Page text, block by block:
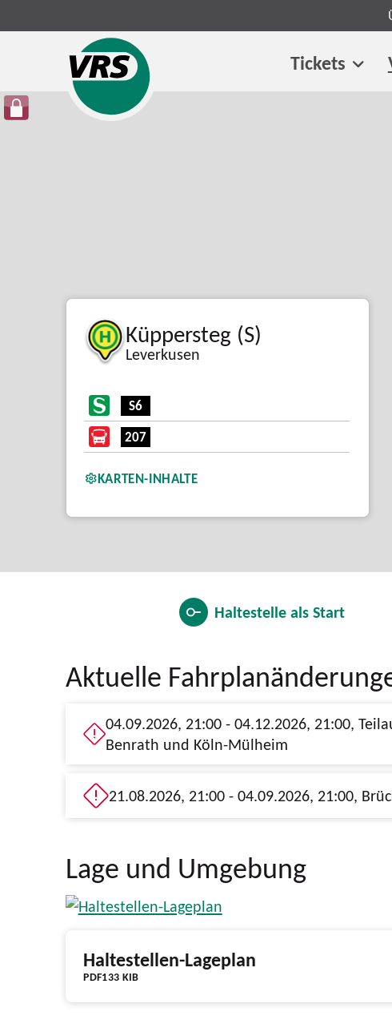
Tickets
Küppersteg (S)
Leverkusen
S6
207
KARTEN-INHALTE
Haltestelle alsStart
Aktuelle
04.09.2026, 21:00 - 04.12.2026, 21:00, Teilausfall Düsseldorf Hbf - Langenfeld / Köln-Mülheim sowie Haltausfall Düsseldorf-
Benrath und Köln-Mülheim
Lage und Umgebung
PDF133 KIB
Haltestellen-Lageplan